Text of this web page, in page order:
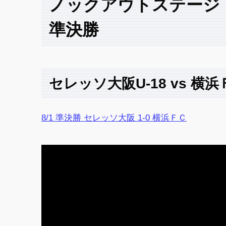
ノックアウトステージ
準決勝
セレッソ大阪U-18 vs 横浜
8/1 準決勝 セレッソ大阪 1-0 横浜ＦＣ